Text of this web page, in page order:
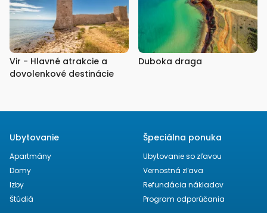
Vir - Hlavné atrakcie a
dovolenkové destinácie
Duboka draga
Ubytovanie
Apartmány
Domy
Izby
Štúdiá
Špeciálna ponuka
Ubytovanie so zľavou
Vernostná zľava
Refundácia nákladov
Program odporúčania